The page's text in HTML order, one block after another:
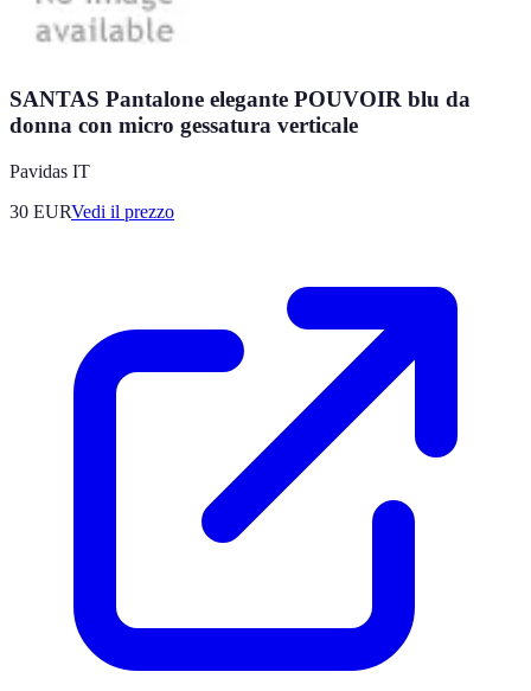
SANTAS Pantalone elegante POUVOIR blu da
donna con micro gessatura verticale
Pavidas IT
30 EURVedi il prezzo